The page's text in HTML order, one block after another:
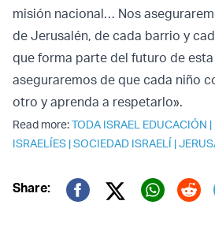
misión nacional… Nos
de Jerusalén, de cada barrio y
que forma parte del futuro de
aseguraremos de que cada niño
otro y aprenda a respetarlo».
Read more:TODA ISRAEL EDUCACIÓN |
ISRAELÍES |SOCIEDAD ISRAELÍ |
Share:
Twitter (X)